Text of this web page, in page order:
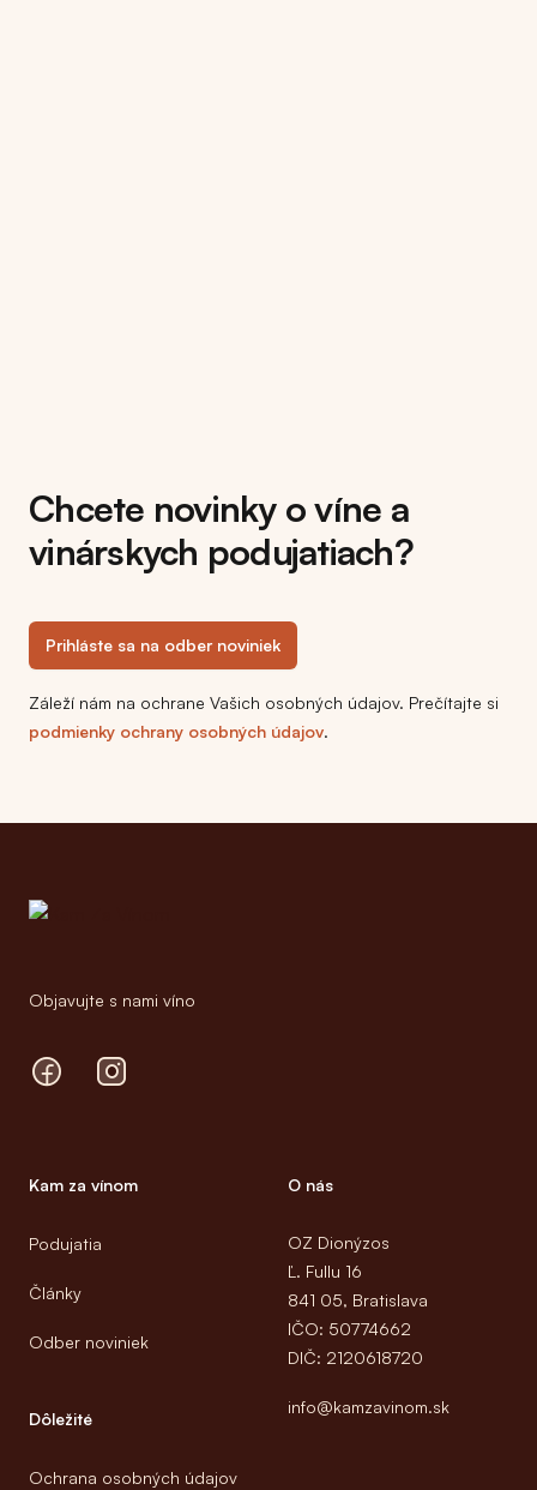
Chcete novinky o víne a
vinárskych podujatiach?
Prihláste sa na odber noviniek
Záleží nám na ochrane Vašich osobných údajov. Prečítajte si
podmienky ochrany osobných údajov.
Objavujte s nami víno
FacebookInstagram
Kam za vínom
Podujatia
Články
Odber noviniek
Dôležité
Ochrana osobných údajov
O nás
OZ Dionýzos
Ľ. Fullu 16
841 05, Bratislava
IČO: 50774662
DIČ: 2120618720
info@kamzavinom.sk